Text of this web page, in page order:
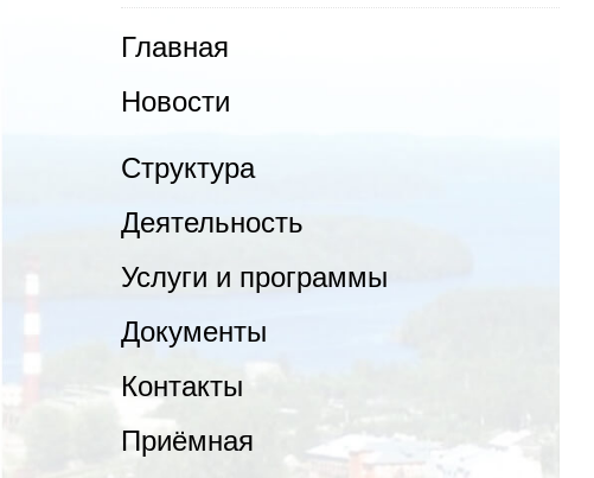
Главная
Новости
Структура
Деятельность
Услуги и программы
Документы
Контакты
Приёмная